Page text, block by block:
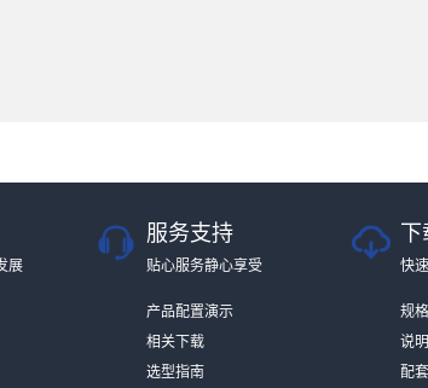
展
服务支持
贴心服务静心享受
产品配置演示
相关下载
选型指南
快
规
说
配